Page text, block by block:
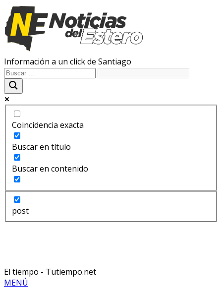
Información a un click de Santiago
Coincidencia exacta
Buscar en título
Buscar en contenido
post
El tiempo - Tutiempo.net
MENÚ